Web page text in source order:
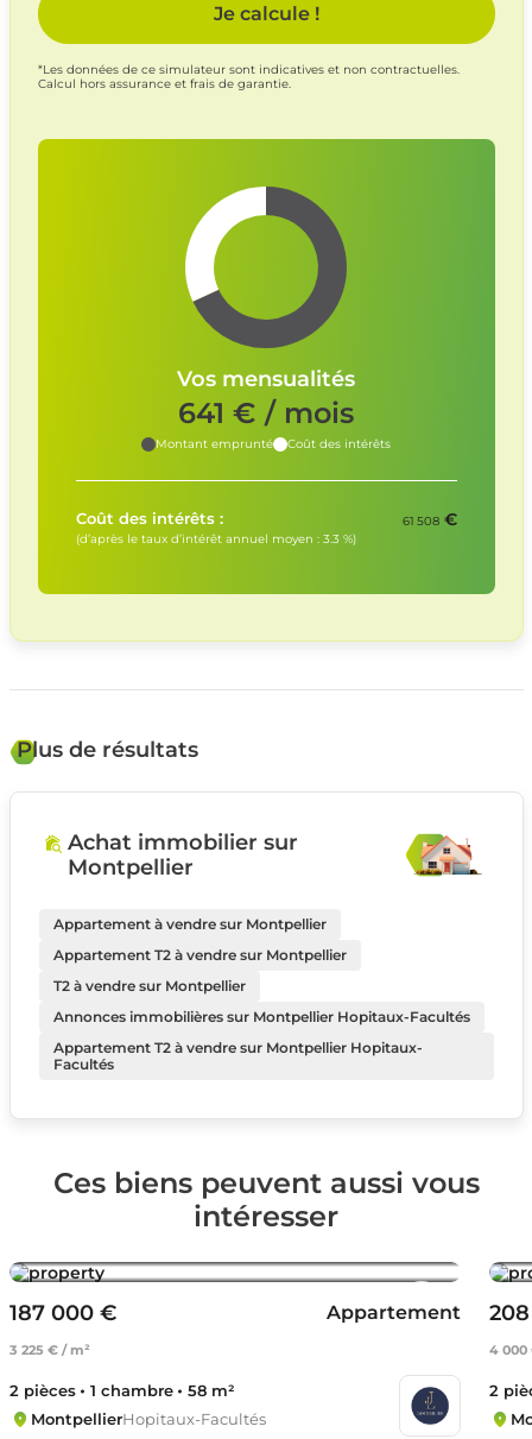
Je calcule !
*Les données de ce simulateur sont indicatives et non contractuelles.
Calcul hors assurance et frais de garantie.
Vos mensualités
641 € / mois
Montant emprunté Coût des intérêts
Coût des intérêts : 61 508€
(d’après le taux d’intérêt annuel moyen : 3.3 %)
Plus de résultats
Achat immobilier sur
Montpellier
Appartement à vendre sur Montpellier
Appartement T2 à vendre sur Montpellier
T2 à vendre sur Montpellier
Annonces immobilières sur Montpellier Hopitaux-Facultés
Appartement T2 à vendre sur Montpellier Hopitaux-
Facultés
Ces biens peuvent aussi vous
intéresser
187 000 €
3 225 € / m²
Appartement
2 pièces 1 chambre
58 m²
MontpellierHopitaux-Facultés
4 000
2